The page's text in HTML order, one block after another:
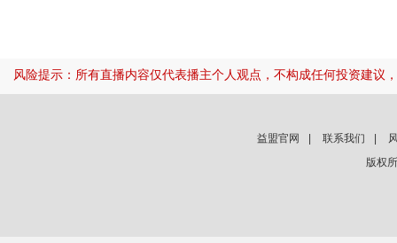
风险提示：所有直播内容仅代表播主个人观点，不构成任何投资建议
益盟官网 联系我们
版权